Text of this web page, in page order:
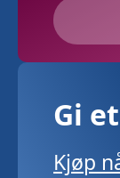
Gi
Kjøp